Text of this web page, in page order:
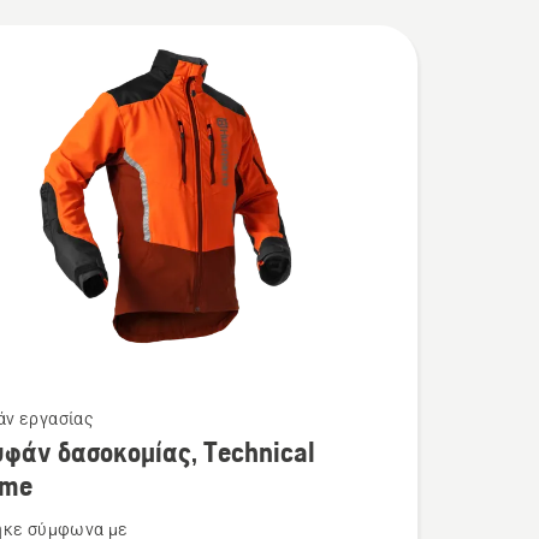
εργασίας
δασοκομίας, Technical
σύμφωνα με